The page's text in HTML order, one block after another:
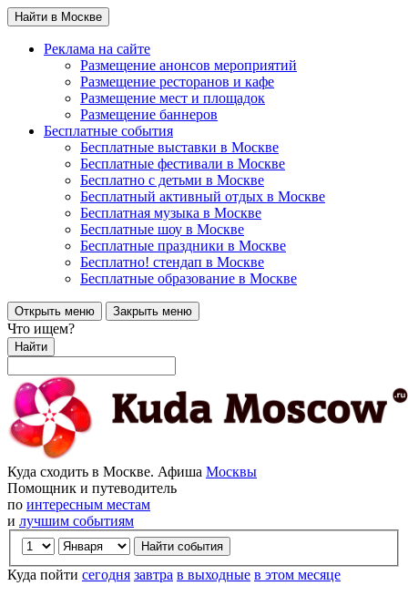
Найти в Москве
Реклама на сайте
Размещение анонсов мероприятий
Размещение ресторанов и кафе
Размещение мест и площадок
Размещение баннеров
Бесплатные события
Бесплатные выставки в Москве
Бесплатные фестивали в Москве
Бесплатно с детьми в Москве
Бесплатный активный отдых в Москве
Бесплатная музыка в Москве
Бесплатные шоу в Москве
Бесплатные праздники в Москве
Бесплатно! стендап в Москве
Бесплатные образование в Москве
Открыть меню Закрыть меню
Что ищем?
Найти
Куда сходить в Москве. Афиша Москвы
Помощник и путеводитель
по интересным местам
и лучшим событиям
Куда пойти сегодня завтра в выходные в этом месяце